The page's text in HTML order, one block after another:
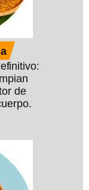
de